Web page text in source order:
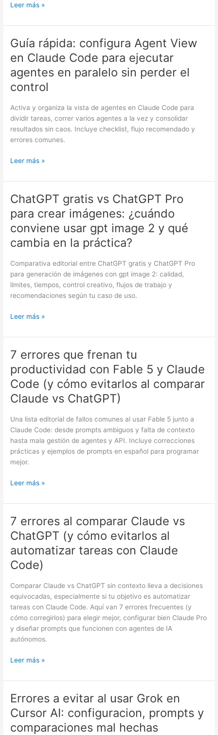
combinarlo
Kimi
K3)
Leer más »
Guía rápida: configura Agent View
en Claude Code para ejecutar
agentes en paralelo sin perder el
control
Activa y organiza la vista de agentes en Claude Code para
dividir tareas, correr varios agentes a la vez y consolidar
resultados sin caos. Incluye checklist, flujo recomendado y
errores comunes.
Guía
rápida:
configura
Agent
View
en
Claude
Code
para
ejecutar
en
sin
el
control
Leer más »
ChatGPT gratis vs ChatGPT Pro
para crear imágenes: ¿cuándo
conviene usar gpt image 2 y qué
cambia en la práctica?
Comparativa editorial entre ChatGPT gratis y ChatGPT Pro
para generación de imágenes con gpt image 2: calidad,
límites, tiempos, control creativo, flujos de trabajo y
recomendaciones según tu caso de uso.
ChatGPT
vs
ChatGPT
Pro
crear
imágenes:
¿cuándo
conviene
gpt
2
qué
cambia
en
la
práctica?
Leer más »
7 errores que frenan tu
productividad con Fable 5 y Claude
Code (y cómo evitarlos al comparar
Claude vs ChatGPT)
Una lista editorial de fallos comunes al usar Fable 5 junto a
Claude Code: desde prompts ambiguos y falta de contexto
hasta mala gestión de agentes y API. Incluye correcciones
prácticas y ejemplos de prompts en español para programar
mejor.
7
que
frenan
tu
con
Fable
5
y
Claude
(y
evitarlos
comparar
Claude
ChatGPT)
Leer más »
7 errores al comparar Claude vs
ChatGPT (y cómo evitarlos al
automatizar tareas con Claude
Code)
Comparar Claude vs ChatGPT sin contexto lleva a decisiones
equivocadas, especialmente si tu objetivo es automatizar
tareas con Claude Code. Aquí van 7 errores frecuentes (y
cómo corregirlos) para elegir mejor, configurar bien Claude Pro
y diseñar prompts que funcionen con agentes de IA
autónomos.
7
errores
al
comparar
Claude
ChatGPT
(y
cómo
evitarlos
al
automatizar
con
Code)
Leer más »
Errores a evitar al usar Grok en
Cursor AI: configuracion, prompts y
comparaciones mal hechas
Errores
a
evitar
al